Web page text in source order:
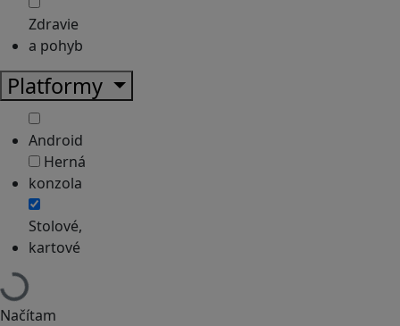
Zdravie
a pohyb
Platformy
Android
Herná
konzola
Stolové,
kartové
Načítam